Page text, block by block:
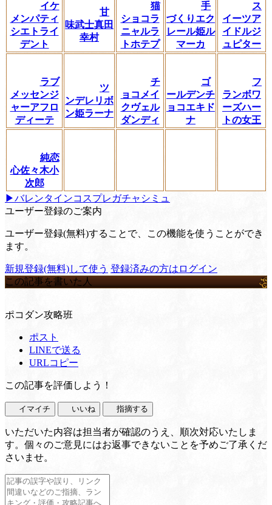
イケ
メンパティ
シエトライ
デント
甘
味武士真田
幸村
猫
ショコラ
ニャルラ
トホテプ
手
づくりエク
レール姫ル
マーカ
ス
イーツア
イドルジ
ュピター
ラブ
メッセンジ
ャーアフロ
ディーテ
ツ
ンデレリボ
ン姫ラーナ
チ
ョコメイ
クヴェル
ダンディ
ゴ
ールデンチ
ョコエキド
ナ
フ
ランボワ
ーズハー
トの女王
純恋
心佐々木小
次郎
▶︎バレンタインコスプレガチャシミュ
ユーザー登録のご案内
ユーザー登録(無料)することで、この機能を使うことができ
ます。
新規登録(無料)して使う 登録済みの方はログイン
この記事を書いた人
ポコダン攻略班
ポスト
LINEで送る
URLコピー
この記事を評価しよう！
イマイチ いいね 指摘する
いただいた内容は担当者が確認のうえ、順次対応いたしま
す。個々のご意見にはお返事できないことを予めご了承くだ
さいませ。